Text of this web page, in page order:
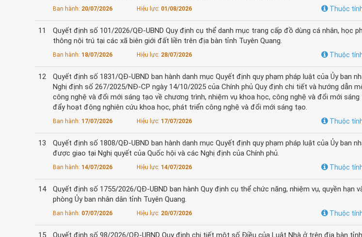
Ban hành: 20/07/2026 Hiệu lực: 01/08/2026 Thuộc
11
Quyết định số 101/2026/QĐ-UBND Quy định cụ thể danh mục trang cấp đồ dùng cá nhân, học
thông nội trú tại các xã biên giới đất liền trên địa bàn tỉnh Tuyên Quang.
Ban hành: 18/07/2026 Hiệu lực: 28/07/2026 Thuộc
12
Quyết định số 1831/QĐ-UBND ban hành danh mục Quyết định quy phạm pháp luật của Ủy ban
Nghị định số 267/2025/NĐ-CP ngày 14/10/2025 của Chính phủ Quy định chi tiết và hướng dẫn
công nghệ và đổi mới sáng tạo về chương trình, nhiệm vụ khoa học, công nghệ và đổi mới
đẩy hoạt động nghiên cứu khoa học, phát triển công nghệ và đổi mới sáng tạo.
Ban hành: 17/07/2026 Hiệu lực: 17/07/2026 Thuộc
13
Quyết định số 1808/QĐ-UBND ban hành danh mục Quyết định quy phạm pháp luật của Ủy ban
được giao tại Nghị quyết của Quốc hội và các Nghị định của Chính phủ.
Ban hành: 14/07/2026 Hiệu lực: 14/07/2026 Thuộc
14
Quyết định số 1755/2026/QĐ-UBND ban hành Quy định cụ thể chức năng, nhiệm vụ, quyền hạn
phòng Ủy ban nhân dân tỉnh Tuyên Quang.
Ban hành: 07/07/2026 Hiệu lực: 20/07/2026 Thuộc
15 Quyết định số 98/2026/QĐ-UBND Quy định chi tiết một số Điều của Luật Nhà ở trên địa bàn tỉnh